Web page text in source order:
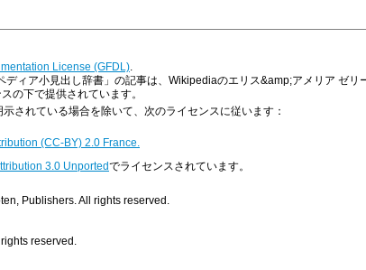
License (GFDL)
ディア小見出し辞書」の記事は、Wikipediaのエリス&amp;アメリア ゼリ
の下で提供されています。
されている場合を除いて、次のライセンスに従います：
(CC-BY) 2.0 France.
3.0 Unportedでライセンスされています。
Publishers. All rights reserved.
reserved.